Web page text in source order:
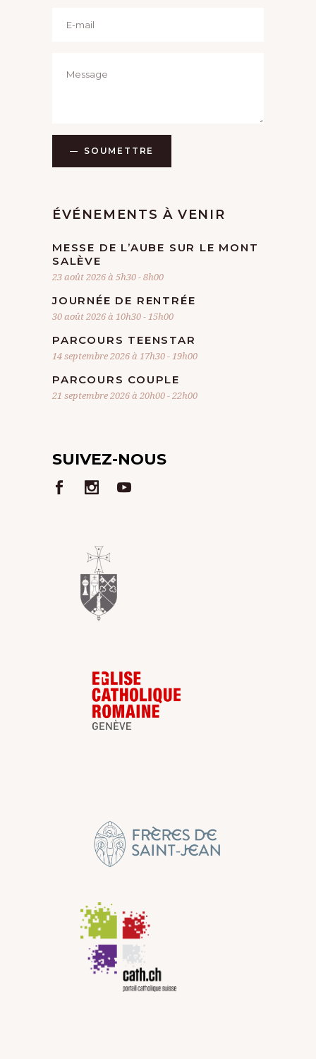
SOUMETTRE
ÉVÉNEMENTS À VENIR
MESSE DE L’AUBE SUR LE MONT
SALÈVE
23 août 2026 à 5h30-8h00
JOURNÉE DE RENTRÉE
30 août 2026 à 10h30-15h00
PARCOURS TEENSTAR
14 septembre 2026 à 17h30-19h00
PARCOURS COUPLE
21 septembre 2026 à 20h00-22h00
SUIVEZ-NOUS